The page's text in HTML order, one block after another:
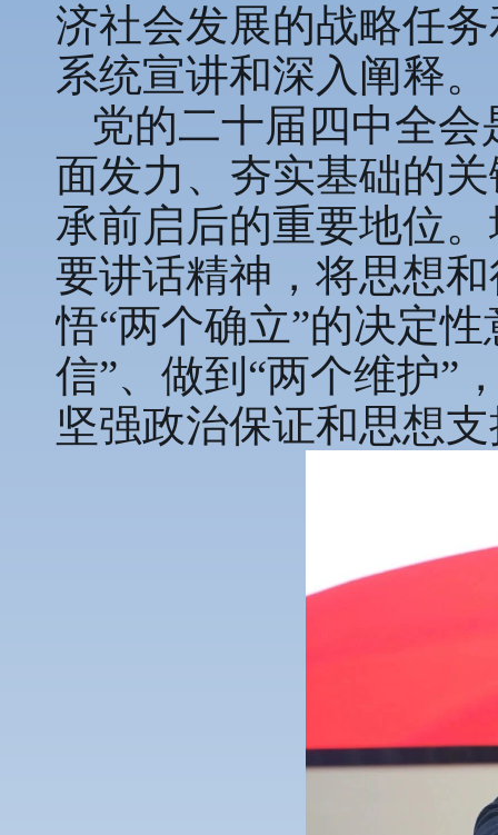
济社会发展的战略任
系统宣讲和深入阐释。
党的二十届四中全
面发力、夯实基础的
承前启后的重要地位
要讲话精神，将思想
悟“两个确立”的决定
信”、做到“两个维护”
坚强政治保证和思想